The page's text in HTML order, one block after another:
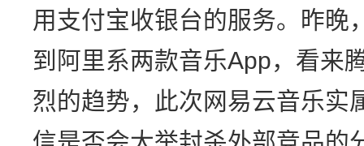
用支付宝收银台的服务。昨晚
到阿里系两款音乐App，看来
烈的趋势，此次网易云音乐实